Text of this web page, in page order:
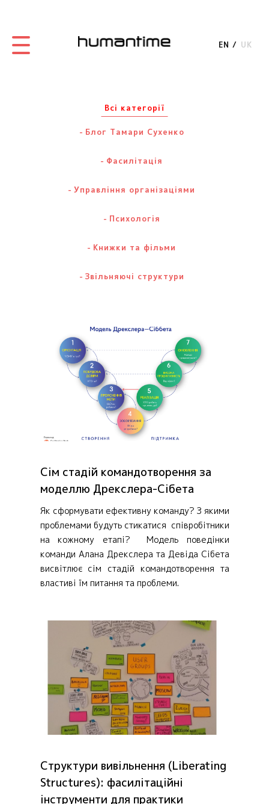
EN UK
Всі категорії
Блог Тамари Сухенко
Фасилітація
Управління організаціями
Психологія
Книжки та фільми
Звільняючі структури
Сім стадій командотворення за
моделлю Дрекслера-Сібета
Як сформувати ефективну команду? З якими
проблемами будуть стикатися співробітники
на кожному етапі? Модель поведінки
команди Алана Дрекслера та Девіда Сібета
висвітлює сім стадій командотворення та
властиві їм питання та проблеми.
Структури вивільнення (Liberating
Structures): фасилітаційні
інструменти для практики